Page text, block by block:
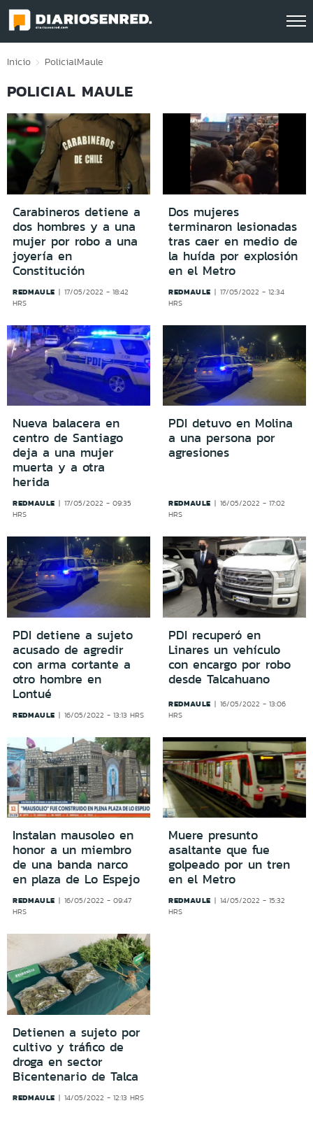
Click acá para ir directamente al contenido
Inicio PolicialMaule
POLICIAL MAULE
Carabineros detiene a
dos hombres y a una
mujer por robo a una
joyería en
Constitución
REDMAULE
17/05/2022 - 18:42
HRS
Dos mujeres
terminaron lesionadas
tras caer en medio de
la huída por explosión
en el Metro
REDMAULE
17/05/2022 - 12:34
HRS
Nueva balacera en
centro de Santiago
deja a una mujer
muerta y a otra
herida
REDMAULE
17/05/2022 - 09:35
HRS
PDI detuvo en Molina
a una persona por
agresiones
REDMAULE
16/05/2022 - 17:02
HRS
PDI detiene a sujeto
acusado de agredir
con arma cortante a
otro hombre en
Lontué
REDMAULE 16/05/2022 - 13:13 HRS
PDI recuperó en
Linares un vehículo
con encargo por robo
desde Talcahuano
REDMAULE
16/05/2022 - 13:06
HRS
Instalan mausoleo en
honor a un miembro
de una banda narco
en plaza de Lo Espejo
REDMAULE
16/05/2022 - 09:47
HRS
Muere presunto
asaltante que fue
golpeado por un tren
en el Metro
REDMAULE
14/05/2022 - 15:32
HRS
Detienen a sujeto por
cultivo y tráfico de
droga en sector
Bicentenario de Talca
REDMAULE 14/05/2022 - 12:13 HRS